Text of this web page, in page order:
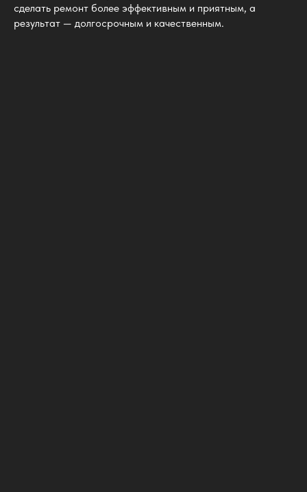
сделать ремонт более эффективным и приятным, а
результат — долгосрочным и качественным.